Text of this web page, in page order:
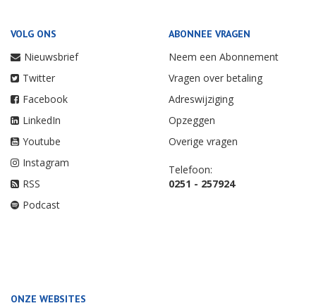
VOLG ONS
Nieuwsbrief
Twitter
Facebook
LinkedIn
Youtube
Instagram
RSS
Podcast
ABONNEE VRAGEN
Neem een Abonnement
Vragen over betaling
Adreswijziging
Opzeggen
Overige vragen
Telefoon:
0251 - 257924
ONZE WEBSITES